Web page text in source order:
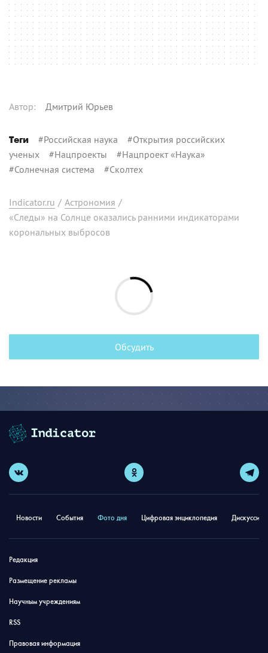
Автор: Дмитрий Юрьев
Теги #Российская наука #Открытия российских
ученых #Нацпроекты #Нацпроект «Наука»
#Солнечная система #Сколтех
Indicator.ru / Астрономия /
«Следы» на Солнце оказались ранними индикаторами
корональных выбросов
Обсудить
Новости События Фото дня Цифровая энциклопедия
Редакция
Размещение рекламы
Научным учреждениям
RSS
Правовая информация